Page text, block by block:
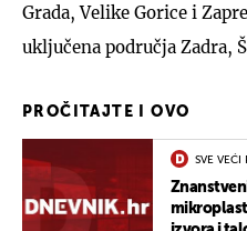
Grada, Velike Gorice i
uključena područja Zadra,
PROČITAJTE I OVO
SVE VEĆI